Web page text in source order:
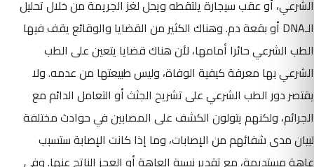
الشرعي، أو عقب سيجارة يلتقطه ويحل لغز الجريمة من خلال تحليل
الـDNA أو بقعة دم. وهناك الكثير من القضايا والوقائع يقف فيها
الطب الشرعي حائرا أمامها، لأن هناك قضايا يتعين على الطب
الشرعي بها معرفة كيفية الوفاة، وليس طبيعتها من عدمه. ولا
يقتصر دور الطب الشرعي على تشريح الجثث أو التعامل الدائم مع
الجرائم، ولكنهم يتولون الكشف على المصابين في حوادث مختلفة
لبيان مدى شفائهم من الإصابات، وما إذا كانت الإصابة ستسبب
عاهة مستديمة، مع تقدير نسبة العاهة أو العجز الناتج عنها. وفي